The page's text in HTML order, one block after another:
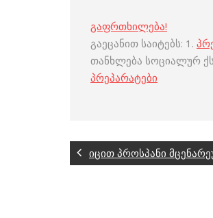
გაფრთხილება!
გაეცანით საიტებს: 1.
თანხლება სოციალურ
პრეპარატები
იცით პროსპანი